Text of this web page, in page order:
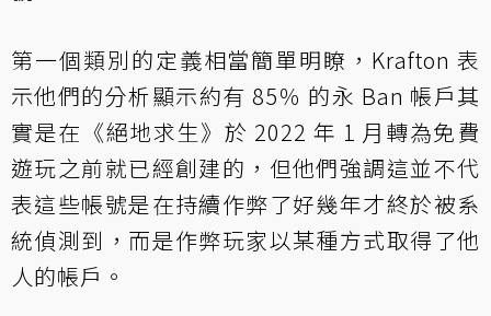
第一個類別的定義相當簡單明瞭，Krafton 表
示他們的分析顯示約有 85％ 的永 Ban 帳戶其
實是在《絕地求生》於 2022 年 1 月轉為免費
遊玩之前就已經創建的，但他們強調這並不代
表這些帳號是在持續作弊了好幾年才終於被系
統偵測到，而是作弊玩家以某種方式取得了他
人的帳戶。